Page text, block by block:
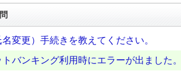
変更）手続きを教えてください。
バンキング利用時にエラーが出ました